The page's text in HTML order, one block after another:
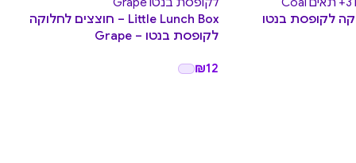
לקופסת בנטו
Little Lunch Box – חוצצים לחלוקה
לקופסת בנטו – Grape
₪12